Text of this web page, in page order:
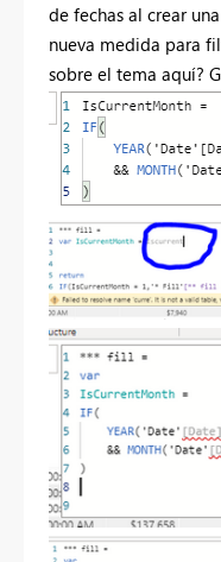
de fechas al crear
nueva medida para
sobre el tema aquí?